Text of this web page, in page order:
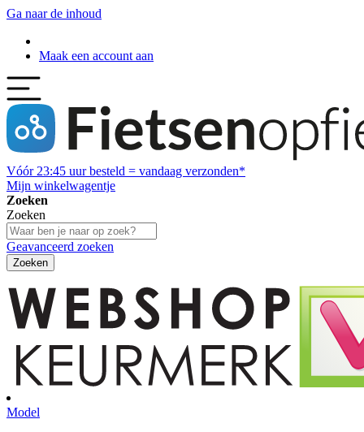
Ga naar de inhoud
Maak een account aan
Vóór 23:45 uur besteld = vandaag verzonden*
Mijn winkelwagentje
Zoeken
Zoeken
Geavanceerd zoeken
Zoeken
Model